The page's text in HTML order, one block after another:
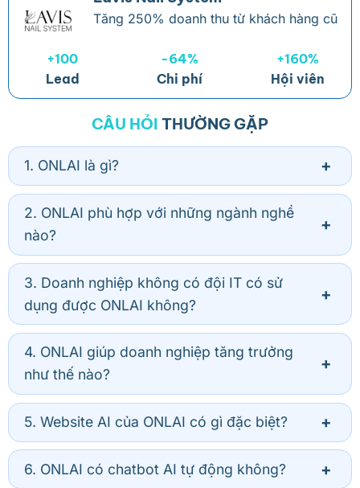
Tăng 250% doanh thu từ khách hàng cũ
+100
Lead
-64%
Chi phí
+160%
Hội viên
CÂU HỎI THƯỜNG GẶP
1. ONLAI là gì?
2. ONLAI phù hợp với những ngành nghề
nào?
3. Doanh nghiệp không có đội IT có sử
dụng được ONLAI không?
4. ONLAI giúp doanh nghiệp tăng trưởng
như thế nào?
5. Website AI của ONLAI có gì đặc biệt?
6. ONLAI có chatbot AI tự động không?